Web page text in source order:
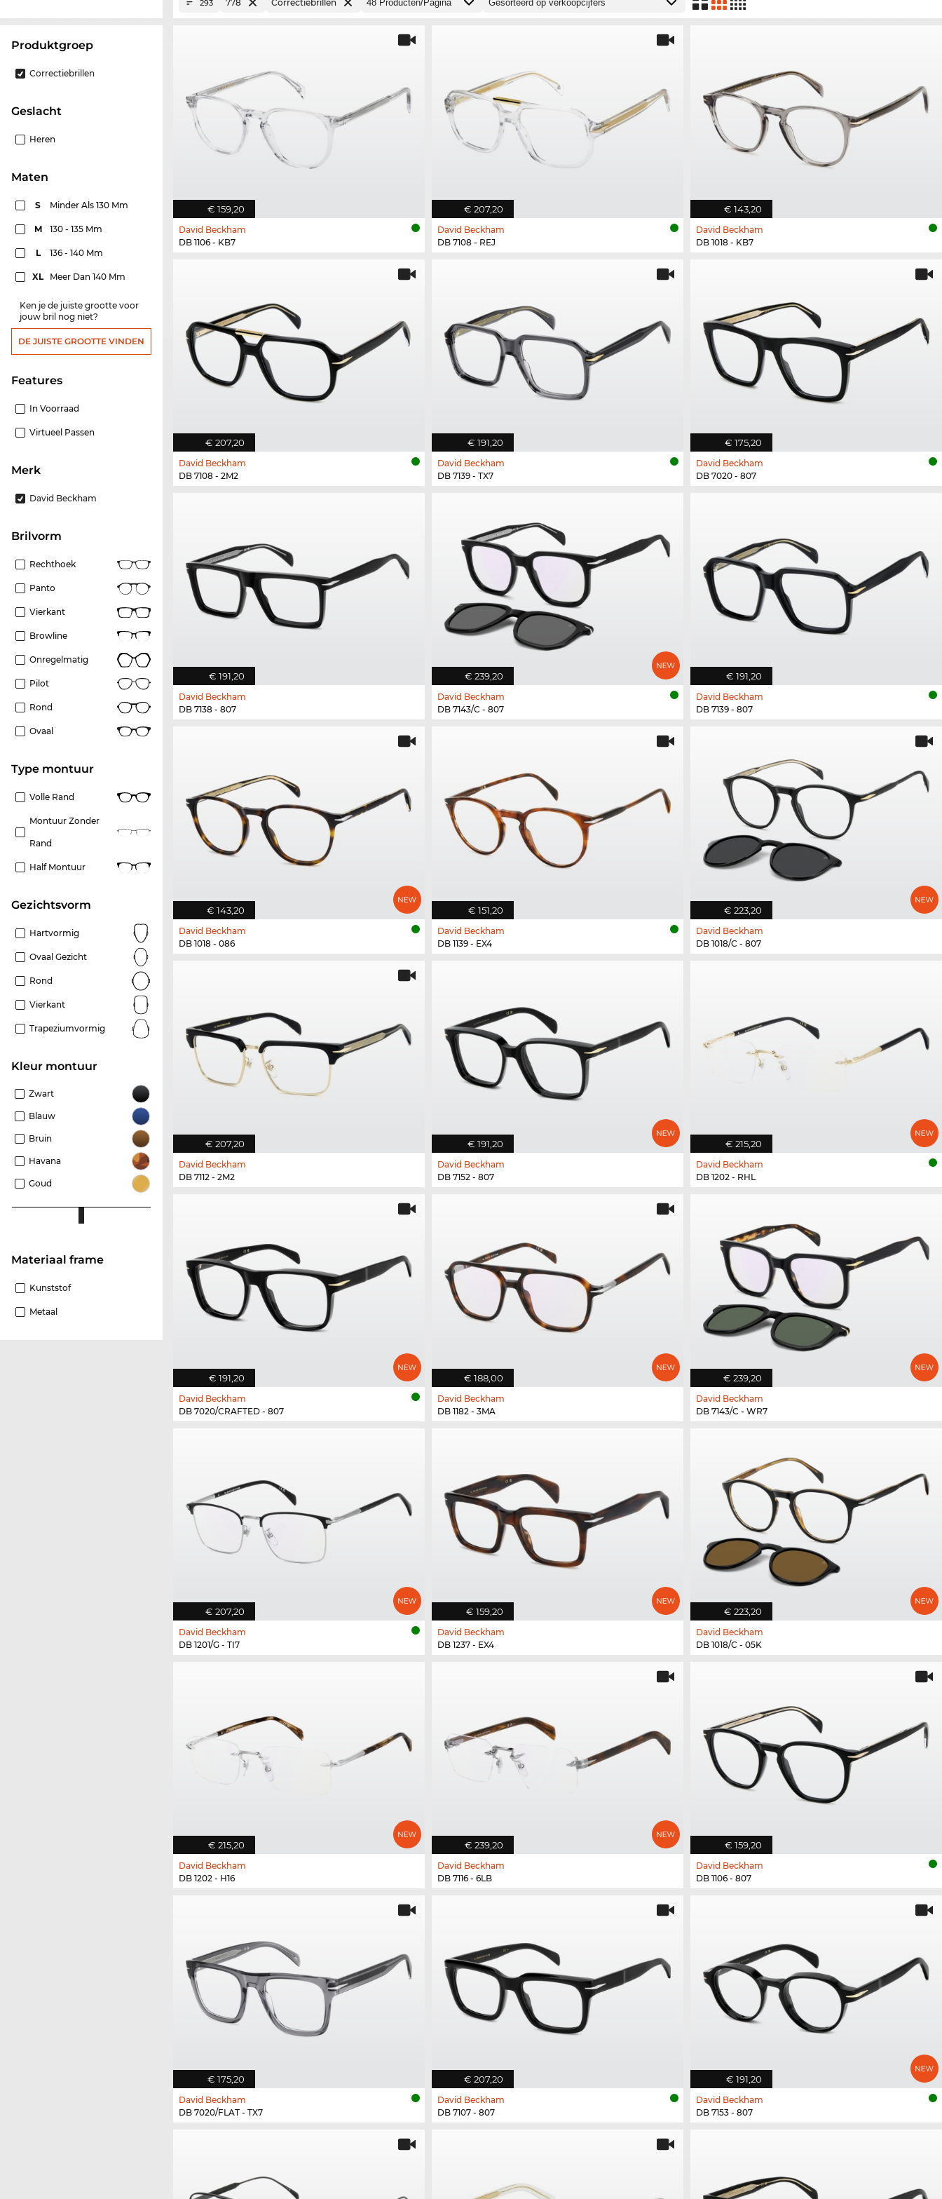
Produktgroep
Correctiebrillen
Geslacht
Heren
Maten
S Minder Als 130 Mm
M 130 - 135 Mm
L 136 - 140 Mm
XL Meer Dan 140 Mm
Ken je de juiste grootte voor
jouw bril nog niet?
DE JUISTE GROOTTE VINDEN
features
In Voorraad
Virtueel Passen
Merk
David Beckham
Brilvorm
Rechthoek
Panto
Vierkant
Browline
Onregelmatig
Pilot
Rond
Ovaal
Type montuur
Volle Rand
Montuur Zonder
Rand
Half Montuur
Gezichtsvorm
Hartvormig
Ovaal Gezicht
Rond
Vierkant
Trapeziumvormig
Kleur montuur
Zwart
Blauw
Bruin
Havana
Goud
Materiaal frame
Kunststof
Metaal
293 778 Correctiebrillen
€ 159,20
David Beckham
DB 1106 - KB7
€ 207,20
David Beckham
DB 7108 - REJ
€ 143,20
David Beckham
DB 1018 - KB7
€ 207,20
David Beckham
DB 7108 - 2M2
€ 191,20
David Beckham
DB 7139 - TX7
€ 175,20
David Beckham
DB 7020 - 807
€ 191,20
David Beckham
DB 7138 - 807
€ 239,20
David Beckham
DB 7143/C - 807
€ 191,20
David Beckham
DB 7139 - 807
€ 143,20
David Beckham
DB 1018 - 086
€ 151,20
David Beckham
DB 1139 - EX4
€ 223,20
David Beckham
DB 1018/C - 807
€ 207,20
David Beckham
DB 7112 - 2M2
€ 191,20
David Beckham
DB 7152 - 807
€ 215,20
David Beckham
DB 1202 - RHL
€ 191,20
David Beckham
DB 7020/CRAFTED - 807
€ 188,00
David Beckham
DB 1182 - 3MA
€ 239,20
David Beckham
DB 7143/C - WR7
€ 207,20
David Beckham
DB 1201/G - TI7
€ 159,20
David Beckham
DB 1237 - EX4
€ 223,20
David Beckham
DB 1018/C - 05K
€ 215,20
David Beckham
DB 1202 - H16
€ 239,20
David Beckham
DB 7116 - 6LB
€ 159,20
David Beckham
DB 1106 - 807
€ 175,20
David Beckham
DB 7020/FLAT - TX7
€ 207,20
David Beckham
DB 7107 - 807
€ 191,20
David Beckham
DB 7153 - 807